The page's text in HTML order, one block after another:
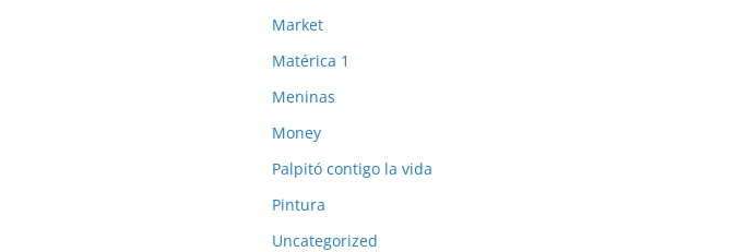
Market
Matérica 1
Meninas
Money
Palpitó contigo la vida
Pintura
Uncategorized